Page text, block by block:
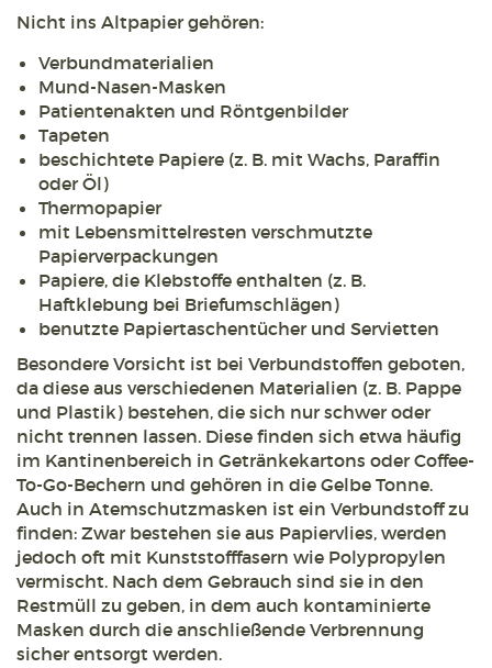
Nicht ins Altpapier gehören:
Verbundmaterialien
Mund-Nasen-Masken
Patientenakten und Röntgenbilder
Tapeten
beschichtete Papiere (z. B. mit Wachs, Paraffin
oder Öl)
Thermopapier
mit Lebensmittelresten verschmutzte
Papierverpackungen
Papiere, die Klebstoffe enthalten (z. B.
Haftklebung bei Briefumschlägen)
benutzte Papiertaschentücher und Servietten
Besondere Vorsicht ist bei Verbundstoffen geboten,
da diese aus verschiedenen Materialien (z. B. Pappe
und Plastik) bestehen, die sich nur schwer oder
nicht trennen lassen. Diese finden sich etwa häufig
im Kantinenbereich in Getränkekartons oder Coffee-
To-Go-Bechern und gehören in die Gelbe Tonne.
Auch in Atemschutzmasken ist ein Verbundstoff zu
finden: Zwar bestehen sie aus Papiervlies, werden
jedoch oft mit Kunststofffasern wie Polypropylen
vermischt. Nach dem Gebrauch sind sie in den
Restmüll zu geben, in dem auch kontaminierte
Masken durch die anschließende Verbrennung
sicher entsorgt werden.